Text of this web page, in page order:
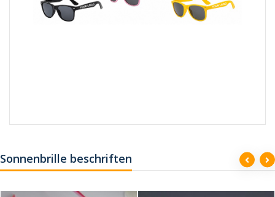
Sonnenbrille beschriften